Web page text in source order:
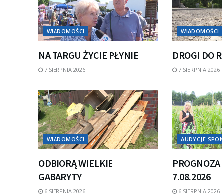
WIADOMOŚCI
NA TARGU ŻYCIE PŁYNIE
7 SIERPNIA 2026
WIADOMOŚCI
DROGI DO
7 SIERPNIA 2026
WIADOMOŚCI
ODBIORĄ WIELKIE
GABARYTY
6 SIERPNIA 2026
AUDYCJE
7.08.2026
6 SIERPNIA 2026